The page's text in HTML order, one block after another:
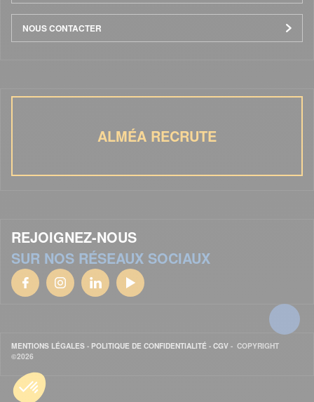
NOUS CONTACTER
ALMÉA RECRUTE
REJOIGNEZ-NOUS
SUR NOS RÉSEAUX SOCIAUX
MENTIONS LÉGALES - POLITIQUE DE CONFIDENTIALITÉ - CGV - COPYRIGHT
©2026